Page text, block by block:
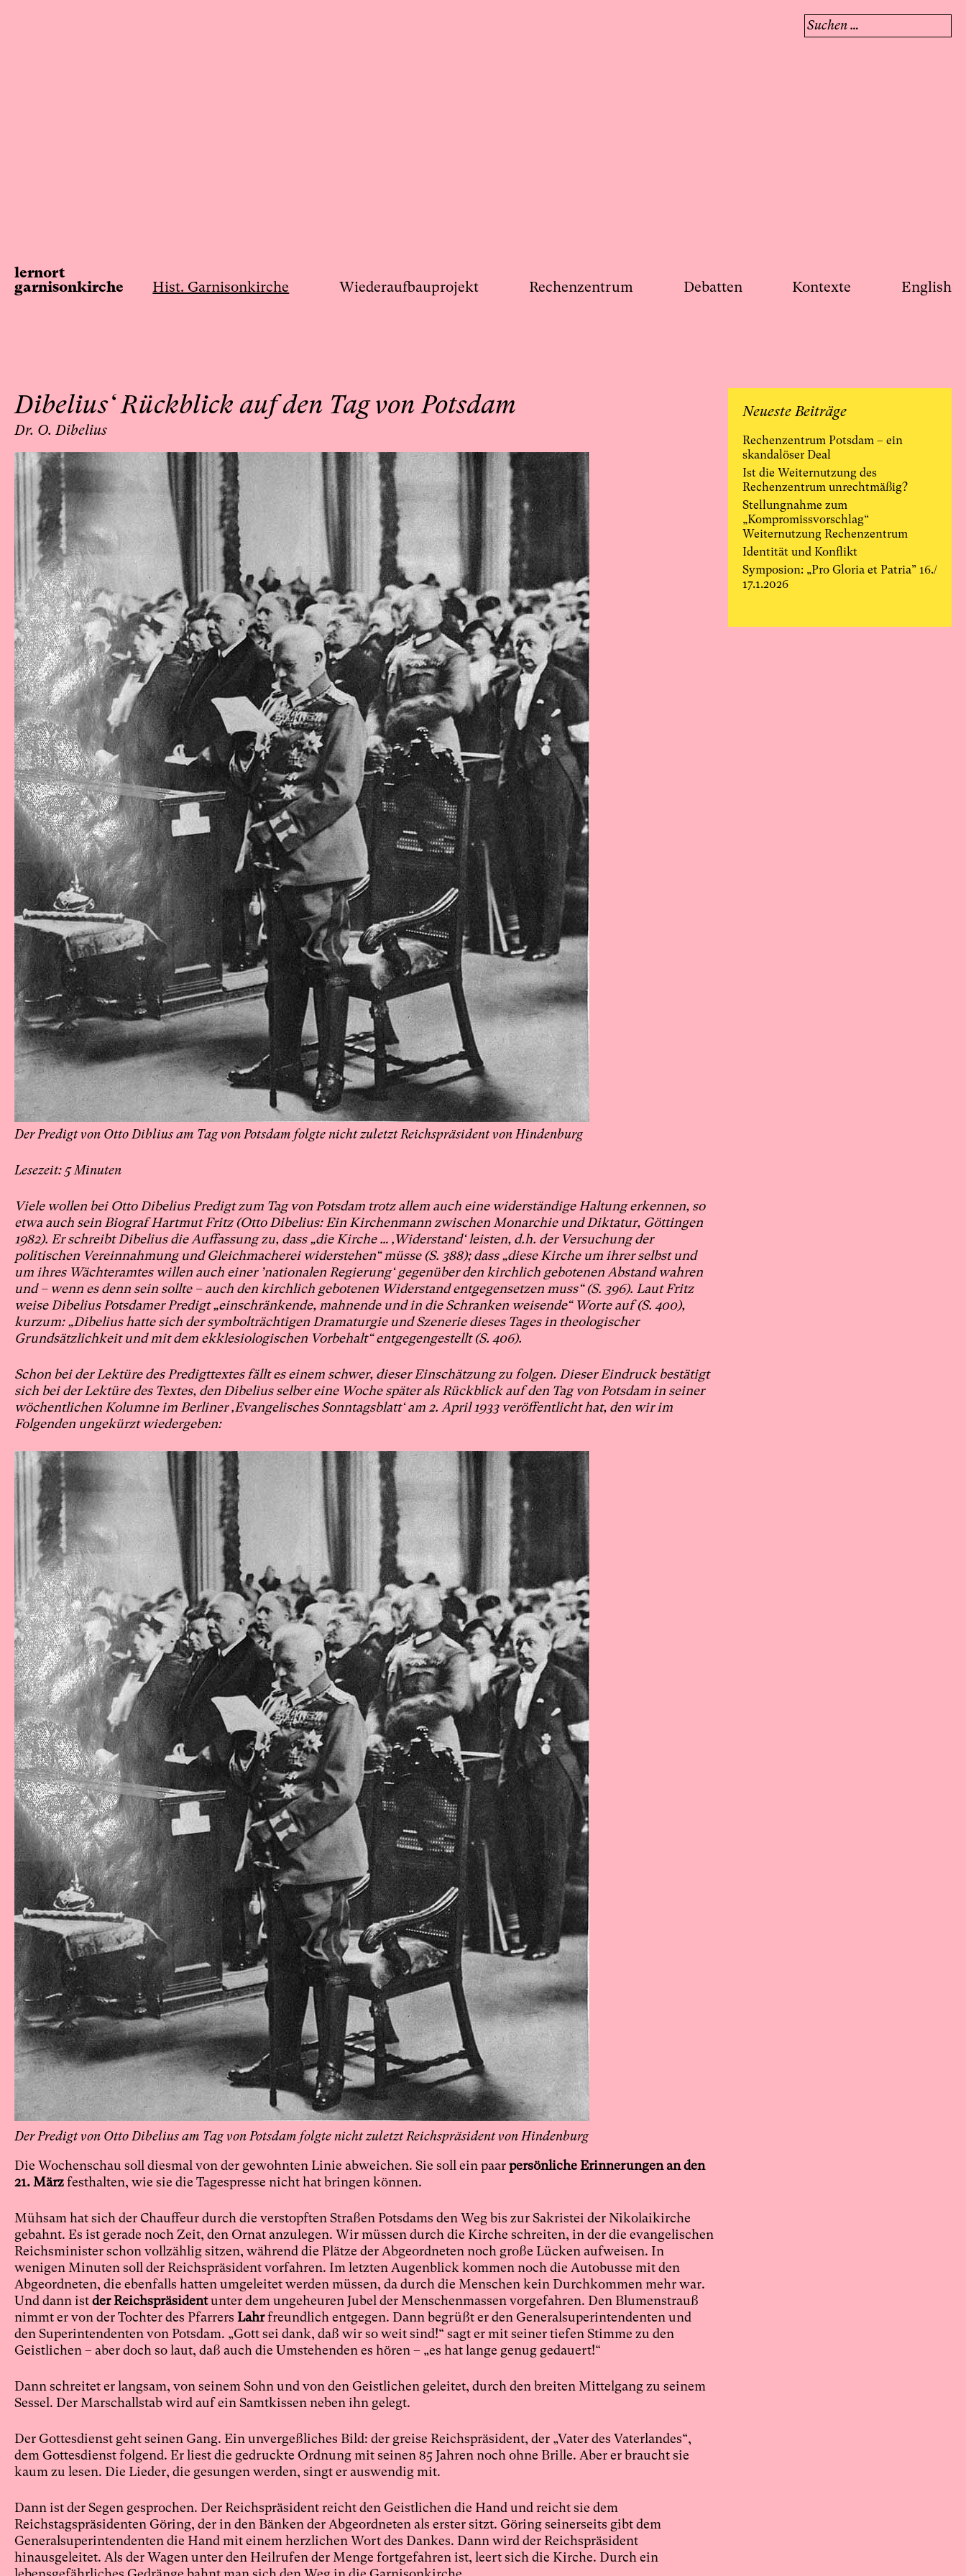
Suchen
nach:
lernort
garnisonkirche
Hist. Garnisonkirche Wiederaufbauprojekt Rechenzentrum Debatten Kontexte English
Dibelius‘ Rückblick auf den Tag von Potsdam
Dr. O. Dibelius
Der Predigt von Otto Diblius am Tag von Potsdam folgte nicht zuletzt Reichspräsident von Hindenburg
5
Viele wollen bei Otto Dibelius Predigt zum Tag von Potsdam trotz allem auch eine widerständige Haltung erkennen, so
etwa auch sein Biograf Hartmut Fritz (Otto Dibelius: Ein Kirchenmann zwischen Monarchie und Diktatur, Göttingen
1982). Er schreibt Dibelius die Auffassung zu, dass „die Kirche … ‚Widerstand‘ leisten, d.h. der Versuchung der
politischen Vereinnahmung und Gleichmacherei widerstehen“müsse (S. 388); dass „diese Kirche um ihrer selbst und
um ihres Wächteramtes willen auch einer ’nationalen Regierung‘ gegenüber den kirchlich gebotenen Abstand wahren
und – wenn es denn sein sollte – auch den kirchlich gebotenen Widerstand entgegensetzen muss“ (S. 396). Laut Fritz
weise Dibelius Potsdamer Predigt „einschränkende, mahnende und in die Schranken weisende“ Worte auf (S. 400),
kurzum: „Dibelius hatte sich der symbolträchtigen Dramaturgie und Szenerie dieses Tages in theologischer
Grundsätzlichkeit und mit dem ekklesiologischen Vorbehalt“ entgegengestellt (S. 406).
Schon bei der Lektüre des Predigttextes fällt es einem schwer, dieser Einschätzung zu folgen. Dieser Eindruck bestätigt
sich bei der Lektüre des Textes, den Dibelius selber eine Woche später als Rückblick auf den Tag von Potsdam in seiner
wöchentlichen Kolumne im Berliner ‚Evangelisches Sonntagsblatt‘ am 2. April 1933 veröffentlicht hat, den wir im
Folgenden ungekürzt wiedergeben:
Der Predigt von Otto Dibelius am Tag von Potsdam folgte nicht zuletzt Reichspräsident von Hindenburg
Die Wochenschau soll diesmal von der gewohnten Linie abweichen. Sie soll ein paarpersönliche Erinnerungen an den
21. Märzfesthalten, wie sie die Tagespresse nicht hat bringen können.
Mühsam hat sich der Chauffeur durch die verstopften Straßen Potsdams den Weg bis zur Sakristei der Nikolaikirche
gebahnt. Es ist gerade noch Zeit, den Ornat anzulegen. Wir müssen durch die Kirche schreiten, in der die evangelischen
Reichsminister schon vollzählig sitzen, während die Plätze der Abgeordneten noch große Lücken aufweisen. In
wenigen Minuten soll der Reichspräsident vorfahren. Im letzten Augenblick kommen noch die Autobusse mit den
Abgeordneten, die ebenfalls hatten umgeleitet werden müssen, da durch die Menschen kein Durchkommen mehr war.
Und dann istder Reichspräsidentunter dem ungeheuren Jubel der Menschenmassen vorgefahren. Den Blumenstrauß
nimmt er von der Tochter des Pfarrers Lahrfreundlich entgegen. Dann begrüßt er den Generalsuperintendenten und
den Superintendenten von Potsdam. „Gott sei dank, daß wir so weit sind!“ sagt er mit seiner tiefen Stimme zu den
Geistlichen – aber doch so laut, daß auch die Umstehenden es hören – „es hat lange genug gedauert!“
Dann schreitet er langsam, von seinem Sohn und von den Geistlichen geleitet, durch den breiten Mittelgang zu seinem
Sessel. Der Marschallstab wird auf ein Samtkissen neben ihn gelegt.
Der Gottesdienst geht seinen Gang. Ein unvergeßliches Bild: der greise Reichspräsident, der „Vater des Vaterlandes“,
dem Gottesdienst folgend. Er liest die gedruckte Ordnung mit seinen 85 Jahren noch ohne Brille. Aber er braucht sie
kaum zu lesen. Die Lieder, die gesungen werden, singt er auswendig mit.
Dann ist der Segen gesprochen. Der Reichspräsident reicht den Geistlichen die Hand und reicht sie dem
Reichstagspräsidenten Göring, der in den Bänken der Abgeordneten als erster sitzt. Göring seinerseits gibt dem
Generalsuperintendenten die Hand mit einem herzlichen Wort des Dankes. Dann wird der Reichspräsident
hinausgeleitet. Als der Wagen unter den Heilrufen der Menge fortgefahren ist, leert sich die Kirche. Durch ein
Neueste Beiträge
Rechenzentrum Potsdam – ein
skandalöser Deal
Ist die Weiternutzung des
Rechenzentrum unrechtmäßig?
Stellungnahme zum
„Kompromissvorschlag“
Weiternutzung Rechenzentrum
Identität und Konflikt
Symposion: „Pro Gloria et Patria” 16./
17.1.2026